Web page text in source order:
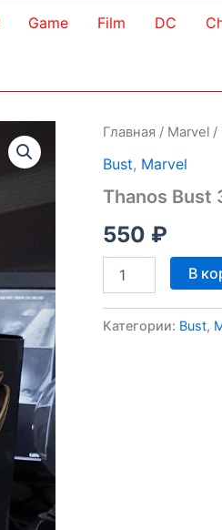
Game Film DC
Главная / Marvel /
Bust, Marvel
Thanos Bust
550 ₽
Количество
товара
Bust
В
Категории: Bust,